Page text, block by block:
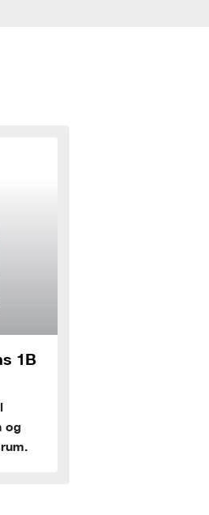
ServiceRens 1B
benzinsystem og
forbrændingsrum.